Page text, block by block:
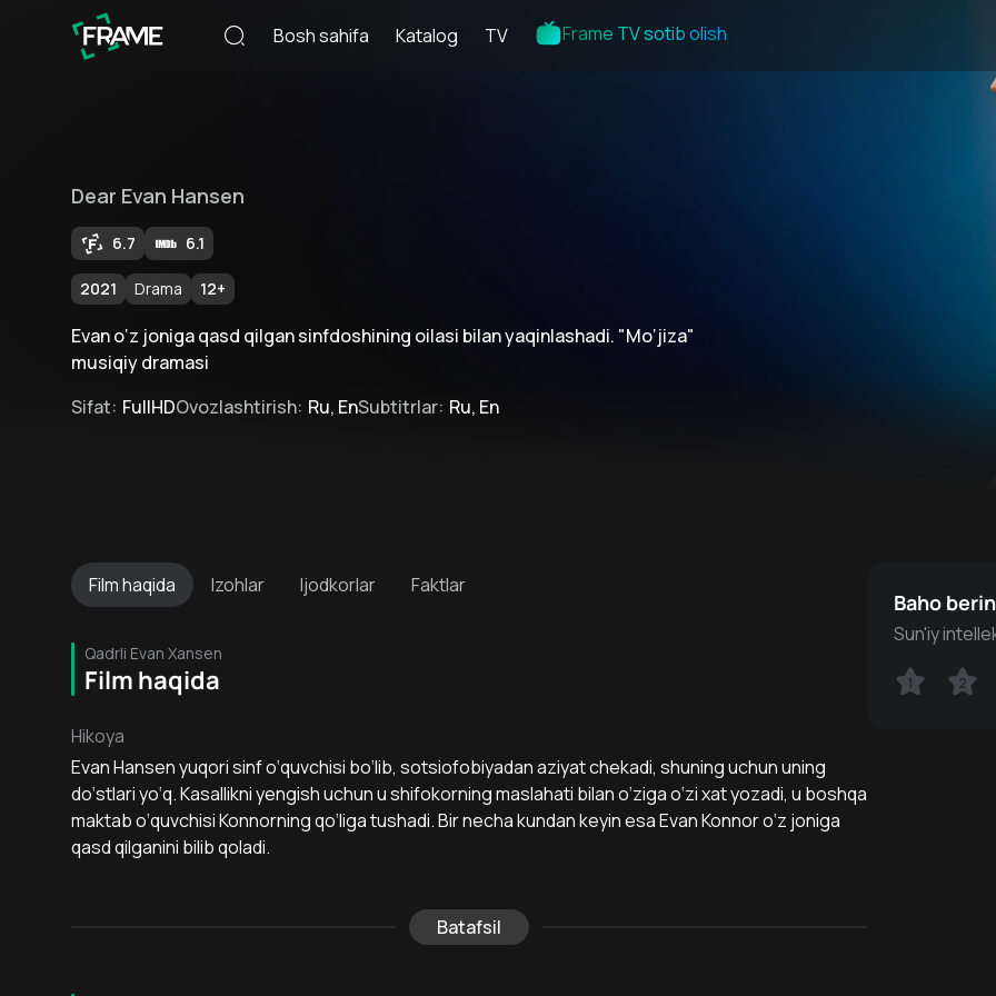
Bosh sahifa Katalog TV Frame TV sotib olish
Dear Evan Hansen
6.7 6.1
2021 Drama 12+
Evan o‘z joniga qasd qilgan sinfdoshining oilasi bilan yaqinlashadi. "Mo‘jiza"
musiqiy dramasi
Sifat: FullHDOvozlashtirish: Ru, EnSubtitrlar: Ru, En
Filmhaqida Izohlar Ijodkorlar Faktlar
Qadrli Evan Xansen
Film haqida
Hikoya
Evan Hansen yuqori sinf o‘quvchisi bo‘lib, sotsiofobiyadan aziyat chekadi, shuning uchun uning
do‘stlari yo‘q. Kasallikni yengish uchun u shifokorning maslahati bilan o‘ziga o‘zi xat yozadi, u boshqa
maktab o‘quvchisi Konnorning qo‘liga tushadi. Bir necha kundan keyin esa Evan Konnor o‘z joniga
qasd qilganini bilib qoladi.
Batafsil
Baho
Sun'iy
1 2
1 2